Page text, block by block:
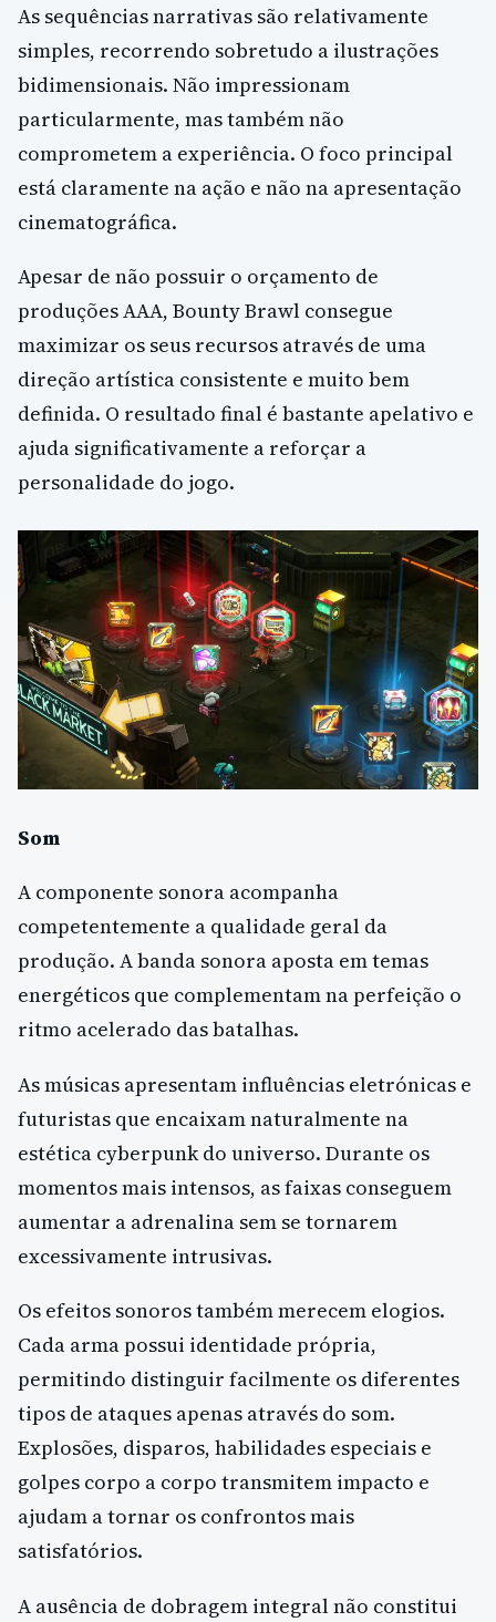
As sequências narrativas são relativamente
simples, recorrendo sobretudo a ilustrações
bidimensionais. Não impressionam
particularmente, mas também não
comprometem a experiência. O foco principal
está claramente na ação e não na apresentação
cinematográfica.
Apesar de não possuir o orçamento de
produções AAA, Bounty Brawl consegue
maximizar os seus recursos através de uma
direção artística consistente e muito bem
definida. O resultado final é bastante apelativo e
ajuda significativamente a reforçar a
personalidade do jogo.
Som
A componente sonora acompanha
competentemente a qualidade geral da
produção. A banda sonora aposta em temas
energéticos que complementam na perfeição o
ritmo acelerado das batalhas.
As músicas apresentam influências eletrónicas e
futuristas que encaixam naturalmente na
estética cyberpunk do universo. Durante os
momentos mais intensos, as faixas conseguem
aumentar a adrenalina sem se tornarem
excessivamente intrusivas.
Os efeitos sonoros também merecem elogios.
Cada arma possui identidade própria,
permitindo distinguir facilmente os diferentes
tipos de ataques apenas através do som.
Explosões, disparos, habilidades especiais e
golpes corpo a corpo transmitem impacto e
ajudam a tornar os confrontos mais
satisfatórios.
A ausência de dobragem integral não constitui